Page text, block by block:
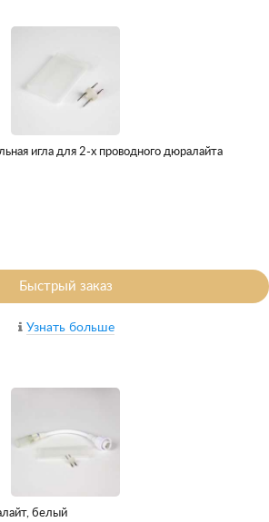
игла для 2-х проводного дюралайта
Быстрый заказ
Узнать больше
белый